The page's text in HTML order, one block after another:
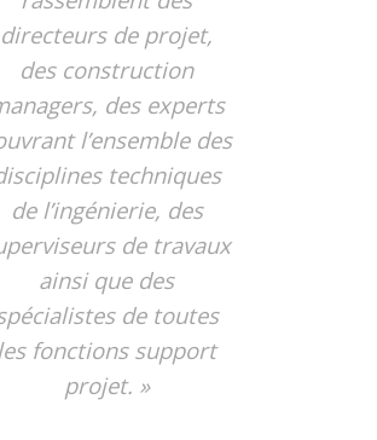
directeurs de projet,
des construction
des experts
l’ensemble des
techniques
de l’ingénierie, des
de travaux
ainsi que des
de toutes
les fonctions support
projet. »